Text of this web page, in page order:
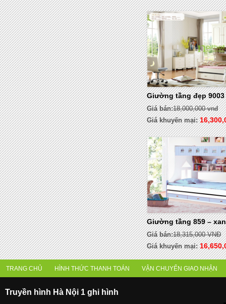
Giường tầng đẹp 9003
Giá bán:18,000,000 vnđ
Giá khuyến mại:
- 10%
Giường tầng 859 –
Giá bán:18,315,000 VNĐ
Giá khuyến mại:
TRANG CHỦ HÌNH THỨC THANH TOÁN VẬN CHUYỂN GIAO NHẬN
Truyền hình Hà Nội 1 ghi hình